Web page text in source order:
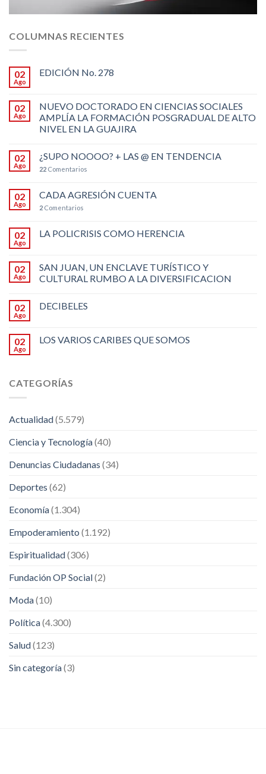
COLUMNAS RECIENTES
02
Ago
EDICIÓN No. 278
02
Ago
NUEVO DOCTORADO EN CIENCIAS SOCIALES
AMPLÍA LA FORMACIÓN POSGRADUAL DE ALTO
NIVEL EN LA GUAJIRA
02
Ago
¿SUPO NOOOO? + LAS @ EN TENDENCIA
22 Comentarios
02
Ago
CADA AGRESIÓN CUENTA
2 Comentarios
02
Ago
LA POLICRISIS COMO HERENCIA
02
Ago
SAN JUAN, UN ENCLAVE TURÍSTICO Y
CULTURAL RUMBO A LA DIVERSIFICACION
02
Ago
DECIBELES
02
Ago
LOS VARIOS CARIBES QUE SOMOS
CATEGORÍAS
Actualidad(5.579)
Ciencia y Tecnología(40)
Denuncias Ciudadanas (34)
Deportes (62)
Economía(1.304)
Empoderamiento (1.192)
Espiritualidad(306)
Fundación OP Social(2)
Moda(10)
Política(4.300)
Salud(123)
Sin categoría(3)